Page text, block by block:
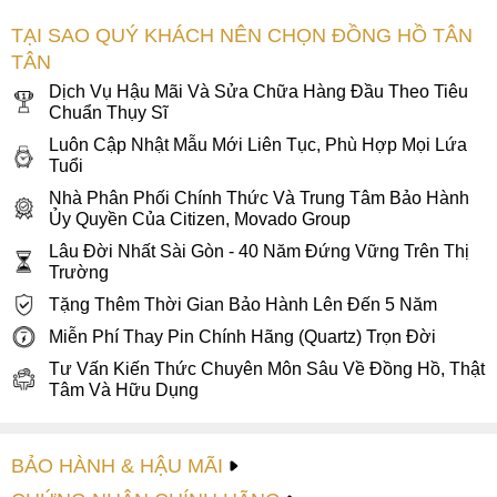
trong cùng phân khúc.
Chất liệu hoàn thiện là điểm sáng đáng nói của chiếc đồng
hồ. Bộ vỏ thép không gỉ được điểm xuyết bởi các chi tiết mạ
PVD vàng đầy sang trọng, gia công tinh xảo mang đến vẻ
ngoài lôi cuốn và đảm bảo độ bền dài lâu theo năm tháng.
Đặc biệt, lớp kính Sapphire cao cấp phủ trọn mặt số đóng
vai trò bảo vệ vững chắc, chống trầy xước hiệu quả và giữ
cho vẻ đẹp quý phái của mặt số luôn được bảo toàn qua
thời gian.
Phần dây thép không gỉ size 20mm đồng bộ với bộ vỏ là chi
tiết hoàn thiện tổng thể liền mạch cho chiếc
đồng hồ
mắt dây được liên kết tỉ mỉ, ôm sát cổ tay tạo cảm giác chắc
chắn và sang trọng. Sự tương phản thú vị giữa dây thép
sáng bóng, mặt số bạc và các điểm nhấn vàng ánh kim tạo
quý ông cổ điển đầy đẳng cấp cho mẫu đồng hồ Tissot này.
TẠI SAO QUÝ KHÁCH NÊN CHỌN ĐỒNG HỒ TÂN
TÂN
Dịch Vụ Hậu Mãi Và Sửa Chữa Hàng Đầu Theo Tiêu
Chuẩn Thụy Sĩ
Luôn Cập Nhật Mẫu Mới Liên Tục, Phù Hợp Mọi Lứa
Tuổi
Nhà Phân Phối Chính Thức Và Trung Tâm Bảo Hành
Ủy Quyền Của Citizen, Movado Group
Lâu Đời Nhất Sài Gòn - 40 Năm Đứng Vững Trên Thị
Trường
Tặng Thêm Thời Gian Bảo Hành Lên Đến 5 Năm
Miễn Phí Thay Pin Chính Hãng (Quartz) Trọn Đời
Tư Vấn Kiến Thức Chuyên Môn Sâu Về Đồng Hồ, Thật
Tâm Và Hữu Dụng
BẢO HÀNH & HẬU MÃI